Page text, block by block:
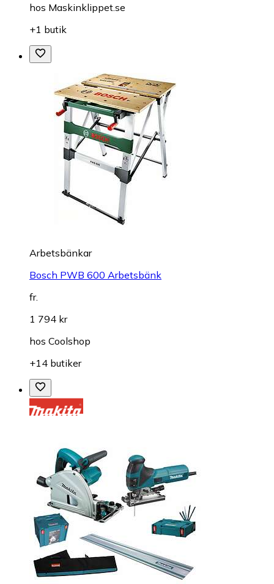
hos Maskinklippet.se
+1 butik
Arbetsbänkar
Bosch PWB 600 Arbetsbänk
fr.
1 794 kr
hos Coolshop
+14 butiker